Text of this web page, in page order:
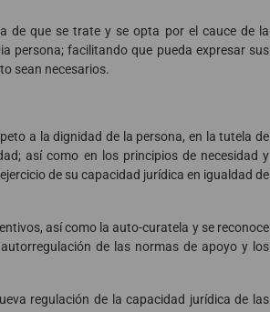
de que se trate y se opta por el cauce de la
persona; facilitando que pueda expresar sus
sean necesarios.
a la dignidad de la persona, en la tutela de
así como en los principios de necesidad y
de su capacidad jurídica en igualdad de
así como la auto-curatela y se reconoce
de las normas de apoyo y los
regulación de la capacidad jurídica de las